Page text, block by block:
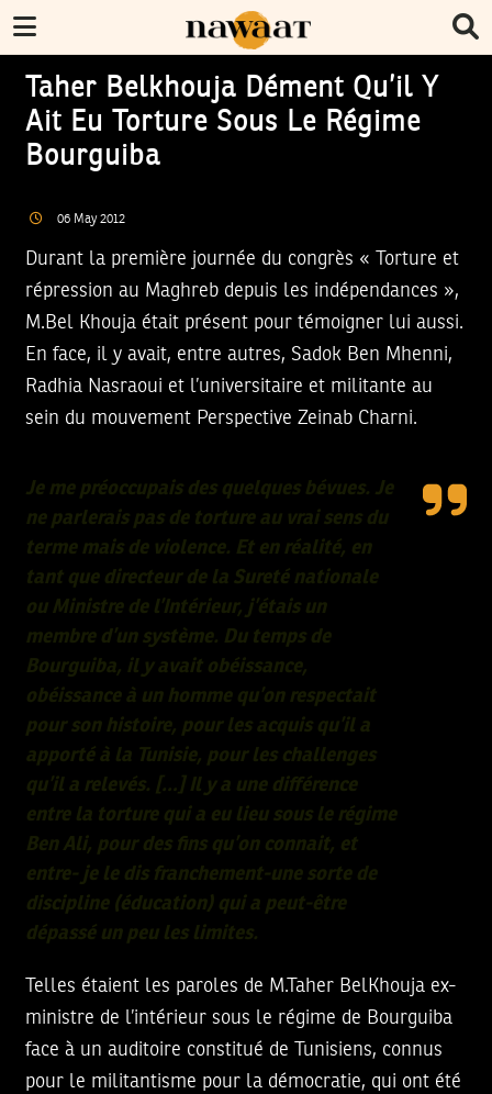
Taher Belkhouja Dément Qu’il Y
Ait Eu Torture Sous Le Régime
Bourguiba
06 May 2012
Durant la première journée du congrès « Torture et
répression au Maghreb depuis les indépendances »,
M.Bel Khouja était présent pour témoigner lui aussi.
En face, il y avait, entre autres, Sadok Ben Mhenni,
Radhia Nasraoui et l’universitaire et militante au
sein du mouvement Perspective Zeinab Charni.
Je me préoccupais des quelques bévues. Je
ne parlerais pas de torture au vrai sens du
terme mais de violence. Et en réalité, en
tant que directeur de la Sureté nationale
ou Ministre de l’Intérieur, j’étais un
membre d’un système. Du temps de
Bourguiba, il y avait obéissance,
obéissance à un homme qu’on respectait
pour son histoire, pour les acquis qu’il a
apporté à la Tunisie, pour les challenges
qu’il a relevés. […] Il y a une différence
entre la torture qui a eu lieu sous le régime
Ben Ali, pour des fins qu’on connait, et
entre- je le dis franchement-une sorte de
discipline (éducation) qui a peut-être
dépassé un peu les limites.
Telles étaient les paroles de M.Taher BelKhouja ex-
ministre de l’intérieur sous le régime de Bourguiba
face à un auditoire constitué de Tunisiens, connus
pour le militantisme pour la démocratie, qui ont été